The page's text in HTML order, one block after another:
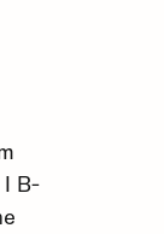
I B-